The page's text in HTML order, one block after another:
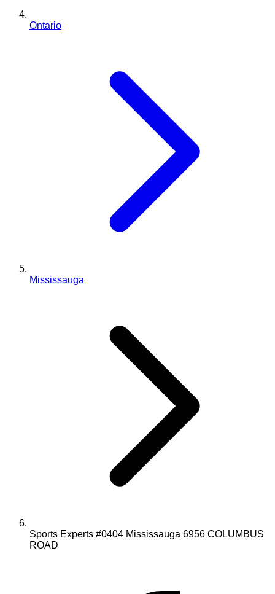
Ontario
Mississauga
Sports Experts #0404 Mississauga 6956 COLUMBUS
ROAD